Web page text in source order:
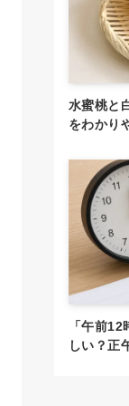
水蜜桃と
をわかり
「午前
しい？正